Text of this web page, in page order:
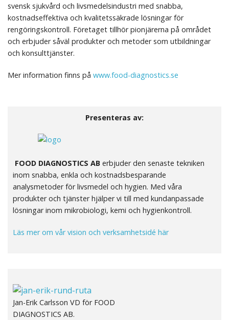
svensk sjukvård och livsmedelsindustri med snabba,
kostnadseffektiva och kvalitetssäkrade lösningar för
rengöringskontroll. Företaget tillhör pionjärerna på området
och erbjuder såväl produkter och metoder som utbildningar
och konsulttjänster.
Mer information finns på www.food-diagnostics.se
Presenteras av:
FOOD DIAGNOSTICS AB erbjuder den senaste tekniken
inom snabba, enkla och kostnadsbesparande
analysmetoder för livsmedel och hygien. Med våra
produkter och tjänster hjälper vi till med kundanpassade
lösningar inom mikrobiologi, kemi och hygienkontroll.
Läs mer om vår vision och verksamhetsidé här
Jan-Erik Carlsson VD för FOOD
DIAGNOSTICS AB.